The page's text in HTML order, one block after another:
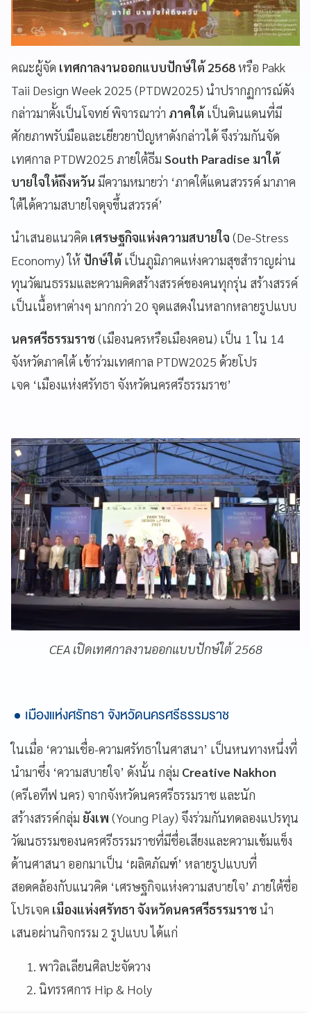
คณะผู้จัด เทศกาลงานออกแบบปักษ์ใต้ 2568หรือ Pakk
Taii Design Week 2025 (PTDW2025) นำปรากฏการณ์ดัง
กล่าวมาตั้งเป็นโจทย์ พิจารณาว่า ภาคใต้เป็นดินแดนที่มี
ศักยภาพรับมือและเยียวยาปัญหาดังกล่าวได้ จึงร่วมกันจัด
เทศกาล PTDW2025 ภายใต้ธีม South Paradise มาใต้
บายใจให้ถึงหวัน มีความหมายว่า ‘ภาคใต้แดนสวรรค์ มาภาค
ใต้ได้ความสบายใจดุจขึ้นสวรรค์’
นำเสนอแนวคิด เศรษฐกิจแห่งความสบายใจ (De-Stress
Economy) ให้ ปักษ์ใต้เป็นภูมิภาคแห่งความสุขสำราญผ่าน
ทุนวัฒนธรรมและความคิดสร้างสรรค์ของคนทุกรุ่น สร้างสรรค์
เป็นเนื้อหาต่างๆ มากกว่า 20 จุดแสดงในหลากหลายรูปแบบ
นครศรีธรรมราช(เมืองนครหรือเมืองคอน) เป็น 1 ใน 14
จังหวัดภาคใต้ เข้าร่วมเทศกาล PTDW2025 ด้วยโปร
เจค ‘เมืองแห่งศรัทธา จังหวัดนครศรีธรรมราช’
CEA เปิดเทศกาลงานออกแบบปักษ์ใต้ 2568
เมืองแห่งศรัทธา จังหวัดนครศรีธรรมราช
ในเมื่อ ‘ความเชื่อ-ความศรัทธาในศาสนา’ เป็นหนทางหนึ่งที่
นำมาซึ่ง ‘ความสบายใจ’ ดังนั้น กลุ่ม Creative Nakhon
(ครีเอทีฟ นคร) จากจังหวัดนครศรีธรรมราช และนัก
สร้างสรรค์กลุ่ม ยังเพ (Young Play) จึงร่วมกันทดลองแปรทุน
วัฒนธรรมของนครศรีธรรมราชที่มีชื่อเสียงและความเข้มแข็ง
ด้านศาสนา ออกมาเป็น ‘ผลิตภัณฑ์’ หลายรูปแบบที่
สอดคล้องกับแนวคิด ‘เศรษฐกิจแห่งความสบายใจ’ ภายใต้ชื่อ
โปรเจค เมืองแห่งศรัทธา จังหวัดนครศรีธรรมราชนำ
เสนอผ่านกิจกรรม 2 รูปแบบ ได้แก่
พาวิลเลียนศิลปะจัดวาง
นิทรรศการ Hip & Holy